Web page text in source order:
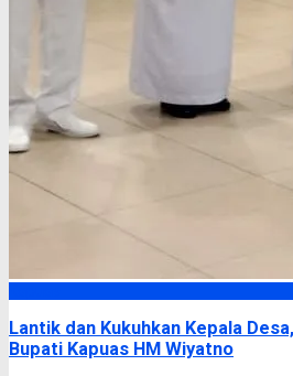
Lantik dan Kukuhkan Kepala
Bupati Kapuas HM Wiyatno